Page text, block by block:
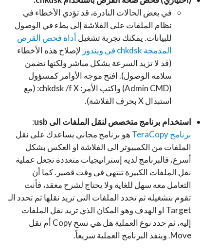
في بعض الحالات النادرة، قد تؤدي الأخطاء في
نظام الملفات على الفلاشة إلى بطء في الوصول
للبيانات. يمكنك تجربة تشغيل أداة فحص القرص
المدمجة chkdsk في ويندوز
لإصلاح هذه الأخطاء
(قد لا تزيد السرعة بشكل مباشر ولكنها تضمن
سلامة الوصول). افتح موجه الأوامر كمسؤول
(Admin CMD) واكتب الأمر:
chkdsk /f X: (مع
استبدالXبحرف الفلاشة).
استخدام برنامج متخصص لنقل الملفات الى usb
:
برنامج TeraCopy
هو برنامج مجاني يساعدك على نقل
الملفات من الكمبيوتر الى الفلاشة او العكس بشكل
أسرع، فالبرنامج لديه إستراتيجيات متعددة تجعل عملية
نقل الملفات الكبيرة تنتهي فى وقت قصير. كما أن
التعامل معه سهل للغاية ولا يحتاج لشرح معقد، فأنت
تقوم بتشغيله ثم تحدد الملفات التى تريد نقلها ثم تحدد الـ
Target او الهدف وهو المكان الذي تريد نقل الملفات
إليه، ثم حدد نوع العملية هل هي نسخ Copy أم نقل
Move. وينفذ البرنامج العملية سريعاً.